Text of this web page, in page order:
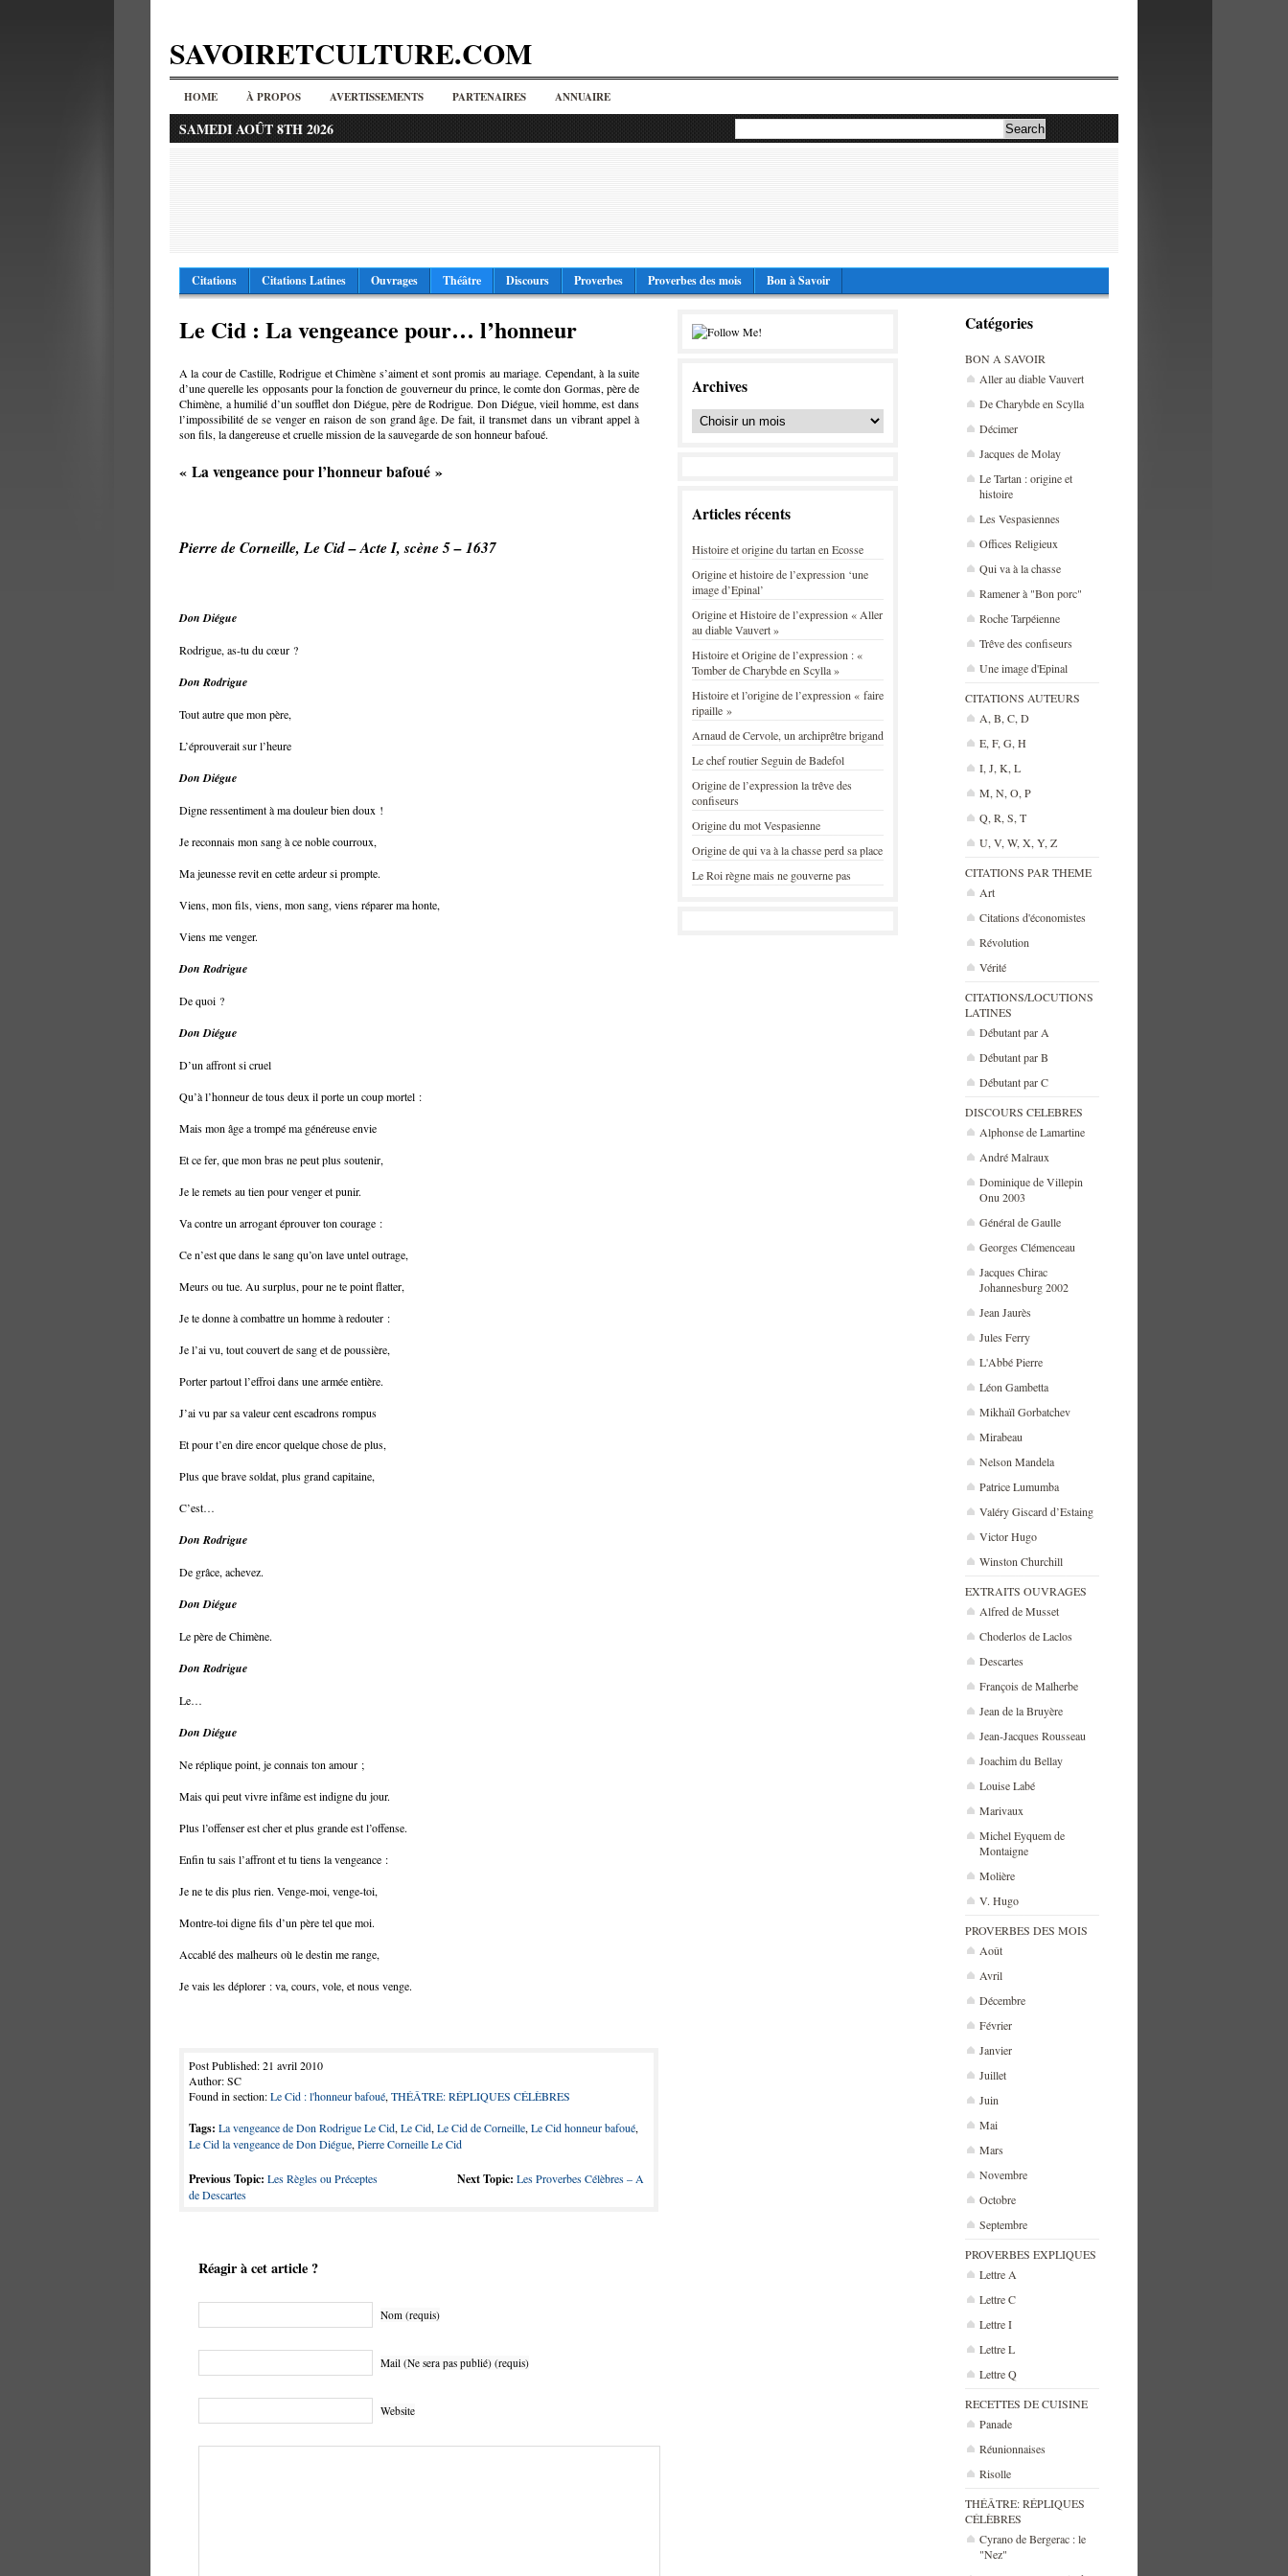
SAVOIRETCULTURE.COM
HOME À PROPOS AVERTISSEMENTS PARTENAIRES ANNUAIRE
SAMEDI AOÛT 8TH 2026
Citations Citations Latines Ouvrages Théâtre Discours Proverbes Proverbes des mois Bon à Savoir
Catégories
BON A SAVOIR
Aller au diable Vauvert
De Charybde en Scylla
Décimer
Jacques de Molay
Le Tartan : origine et
histoire
Les Vespasiennes
Offices Religieux
Qui va à la chasse
Ramener à "Bon porc"
Roche Tarpéienne
Trêve des confiseurs
Une image d'Epinal
CITATIONS AUTEURS
A, B, C, D
E, F, G, H
I, J, K, L
M, N, O, P
Q, R, S, T
U, V, W, X, Y, Z
CITATIONS PAR THEME
Art
Citations d'économistes
Révolution
Vérité
CITATIONS/LOCUTIONS
LATINES
Débutant par A
Débutant par B
Débutant par C
DISCOURS CELEBRES
Alphonse de Lamartine
André Malraux
Dominique de Villepin
Onu 2003
Général de Gaulle
Georges Clémenceau
Jacques Chirac
Johannesburg 2002
Jean Jaurès
Jules Ferry
L'Abbé Pierre
Léon Gambetta
Mikhaïl Gorbatchev
Mirabeau
Nelson Mandela
Patrice Lumumba
Valéry Giscard d’Estaing
Victor Hugo
Winston Churchill
EXTRAITS OUVRAGES
Alfred de Musset
Choderlos de Laclos
Descartes
François de Malherbe
Jean de la Bruyère
Jean-Jacques Rousseau
Joachim du Bellay
Louise Labé
Marivaux
Michel Eyquem de
Montaigne
Molière
V. Hugo
PROVERBES DES MOIS
Août
Avril
Décembre
Février
Janvier
Juillet
Juin
Mai
Mars
Novembre
Octobre
Septembre
PROVERBES EXPLIQUES
Lettre A
Lettre C
Lettre I
Lettre L
Lettre Q
RECETTES DE CUISINE
Panade
Réunionnaises
Risolle
THÉÂTRE: RÉPLIQUES
CÉLÈBRES
Cyrano de Bergerac : le
"Nez"
Le Cid : La vengeance pour… l’honneur
A la cour de Castille, Rodrigue et Chimène s’aiment et sont promis au mariage. Cependant, à la suite
d’une querelle les opposants pour la fonction de gouverneur du prince, le comte don Gormas, père de
Chimène, a humilié d’un soufflet don Diégue, père de Rodrigue. Don Diégue, vieil homme, est dans
l’impossibilité de se venger en raison de son grand âge. De fait, il transmet dans un vibrant appel à
son fils, la dangereuse et cruelle mission de la sauvegarde de son honneur bafoué.
« La vengeance pour l’honneur bafoué »
Pierre de Corneille, Le Cid – Acte I, scène 5 – 1637
Don Diégue
Rodrigue, as-tu du cœur ?
Don Rodrigue
Tout autre que mon père,
L’éprouverait sur l’heure
Don Diégue
Digne ressentiment à ma douleur bien doux !
Je reconnais mon sang à ce noble courroux,
Ma jeunesse revit en cette ardeur si prompte.
Viens, mon fils, viens, mon sang, viens réparer ma honte,
Viens me venger.
Don Rodrigue
De quoi ?
Don Diégue
D’un affront si cruel
Qu’à l’honneur de tous deux il porte un coup mortel :
Mais mon âge a trompé ma généreuse envie
Et ce fer, que mon bras ne peut plus soutenir,
Je le remets au tien pour venger et punir.
Va contre un arrogant éprouver ton courage :
Ce n’est que dans le sang qu’on lave untel outrage,
Meurs ou tue. Au surplus, pour ne te point flatter,
Je te donne à combattre un homme à redouter :
Je l’ai vu, tout couvert de sang et de poussière,
Porter partout l’effroi dans une armée entière.
J’ai vu par sa valeur cent escadrons rompus
Et pour t’en dire encor quelque chose de plus,
Plus que brave soldat, plus grand capitaine,
C’est…
Don Rodrigue
De grâce, achevez.
Don Diégue
Le père de Chimène.
Don Rodrigue
Le…
Don Diégue
Ne réplique point, je connais ton amour ;
Mais qui peut vivre infâme est indigne du jour.
Plus l’offenser est cher et plus grande est l’offense.
Enfin tu sais l’affront et tu tiens la vengeance :
Je ne te dis plus rien. Venge-moi, venge-toi,
Montre-toi digne fils d’un père tel que moi.
Accablé des malheurs où le destin me range,
Je vais les déplorer : va, cours, vole, et nous venge.
Post Published: 21 avril 2010
Author: SC
Found in section:Le Cid : l'honneur bafoué, THÉÂTRE: RÉPLIQUES CÉLÈBRES
Tags: La vengeance de Don Rodrigue Le Cid, Le Cid, Le Cid de Corneille, Le Cid honneur bafoué,
Le Cid la vengeance de Don Diégue, Pierre Corneille Le Cid
Previous Topic: Les Règles ou Préceptes
de Descartes
Next Topic: Les Proverbes Célèbres – A
Réagir à cet article ?
Nom (requis)
Mail (Ne sera pas publié) (requis)
Website
Archives
Articles récents
Histoire et origine du tartan en Ecosse
Origine et histoire de l’expression ‘une
image d’Epinal’
Origine et Histoire de l’expression « Aller
au diable Vauvert »
Histoire et Origine de l’expression : «
Tomber de Charybde en Scylla »
Histoire et l’origine de l’expression « faire
ripaille »
Arnaud de Cervole, un archiprêtre brigand
Le chef routier Seguin de Badefol
Origine de l’expression la trêve des
confiseurs
Origine du mot Vespasienne
Origine de qui va à la chasse perd sa place
Le Roi règne mais ne gouverne pas